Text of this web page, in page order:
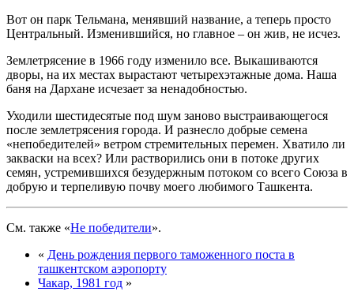
Вот он парк Тельмана, менявший название, а теперь просто
Центральный. Изменившийся, но главное – он жив, не исчез.
Землетрясение в 1966 году изменило все. Выкашиваются
дворы, на их местах вырастают четырехэтажные дома. Наша
баня на Дархане исчезает за ненадобностью.
Уходили шестидесятые под шум заново выстраивающегося
после землетрясения города. И разнесло добрые семена
«непобедителей» ветром стремительных перемен. Хватило ли
закваски на всех? Или растворились они в потоке других
семян, устремившихся безудержным потоком со всего Союза в
добрую и терпеливую почву моего любимого Ташкента.
См. также «Не победители».
« День рождения первого таможенного поста в
ташкентском аэропорту
Чакар, 1981 год »